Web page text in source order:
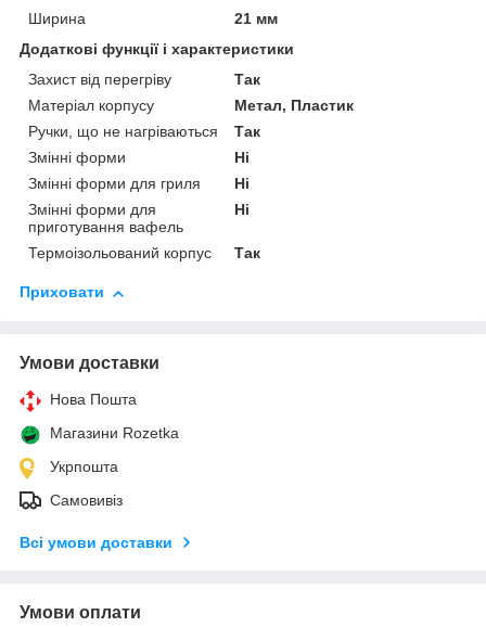
Ширина
21 мм
Додаткові функції і характеристики
Захист від перегріву
Так
Матеріал корпусу
Метал, Пластик
Ручки, що не нагріваються
Так
Змінні форми
Ні
Змінні форми для гриля
Ні
Змінні форми для
приготування вафель
Ні
Термоізольований корпус Так
Приховати
Умови доставки
Нова Пошта
Магазини Rozetka
Укрпошта
Самовивіз
Всі умови доставки
Умови оплати